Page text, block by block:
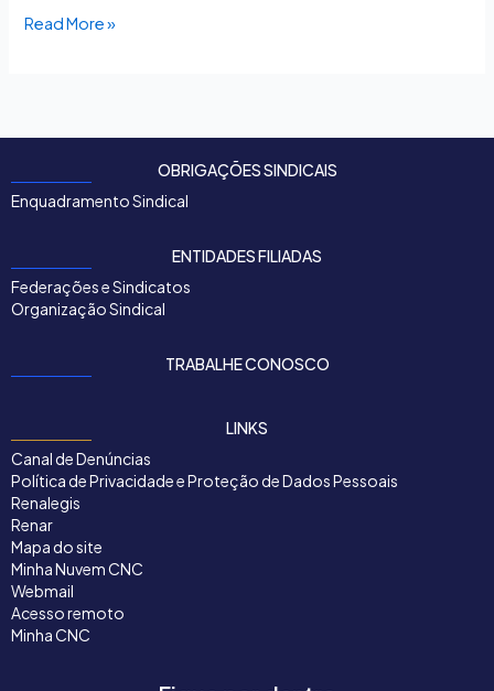
Read More »
OBRIGAÇÕES SINDICAIS
Enquadramento Sindical
ENTIDADES FILIADAS
Federações e Sindicatos
Organização Sindical
TRABALHE CONOSCO
LINKS
Canal de Denúncias
Política de Privacidade e Proteção de Dados Pessoais
Renalegis
Renar
Mapa do site
Minha Nuvem CNC
Webmail
Acesso remoto
Minha CNC